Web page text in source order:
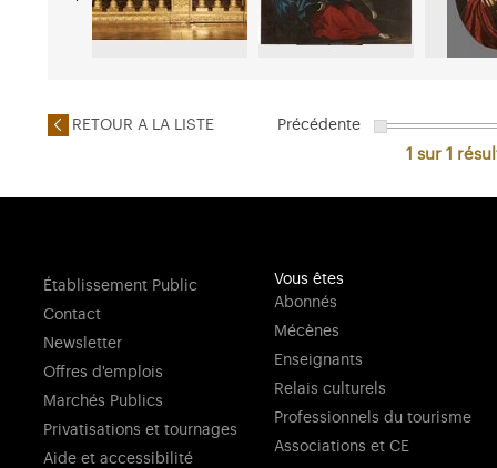
RETOUR A LA LISTE Précédente
1 sur 1
Établissement Public
Contact
Newsletter
Offres d'emplois
Marchés Publics
Privatisations et tournages
Aide et accessibilité
Vous êtes
Abonnés
Mécènes
Enseignants
Relais culturels
Professionnels du tourisme
Associations et CE